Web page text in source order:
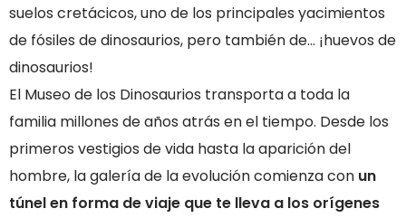
suelos cretácicos, uno de los principales yacimientos
de fósiles de dinosaurios, pero también de… ¡huevos de
dinosaurios!
El Museo de los Dinosaurios transporta a toda la
familia millones de años atrás en el tiempo. Desde los
primeros vestigios de vida hasta la aparición del
hombre, la galería de la evolución comienza con un
túnel en forma de viaje que te lleva a los orígenes